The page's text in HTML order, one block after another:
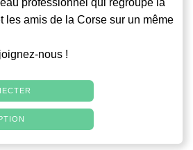
professionnel qui regroupe la
les amis de la Corse sur un même
nous !